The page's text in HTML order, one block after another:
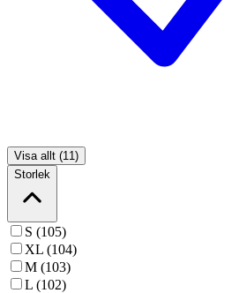
Visa allt (11)
Storlek
S (105)
XL (104)
M (103)
L (102)